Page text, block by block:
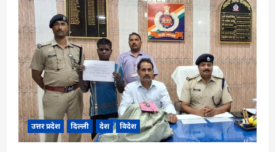
उत्तर प्रदेश दिल्ली देश विदेश